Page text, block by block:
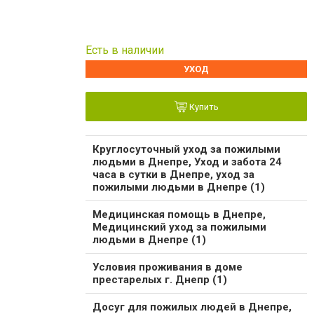
Есть в наличии
УХОД
Купить
Круглосуточный уход за пожилыми
людьми в Днепре, Уход и забота 24
часа в сутки в Днепре, уход за
пожилыми людьми в Днепре (1)
Медицинская помощь в Днепре,
Медицинский уход за пожилыми
людьми в Днепре (1)
Условия проживания в доме
престарелых г. Днепр (1)
Досуг для пожилых людей в Днепре,